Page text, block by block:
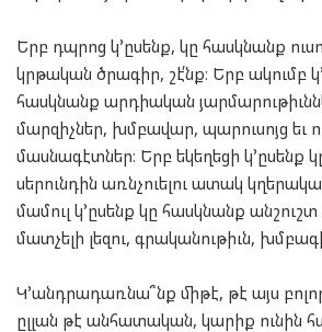
Երբ դպրոց կ՚ըսենք, կը հասկնանք
կրթական ծրագիր, շէ՛նք։ Երբ ակումբ
հասկնանք արդիական
մարզիչներ, խմբավար, պարուսոյց եւ
մասնագէտներ։ Երբ եկեղեցի կ՚ըսենք
սերունդին առնչուելու ատակ
մամուլ կ՚ըսենք կը հասկնանք անշուշտ
մատչելի լեզու, գրականութիւն,
Կ՚անդրադառնա՞նք միթէ, թէ այս
ըլլան թէ անհատական, կարիք ունին